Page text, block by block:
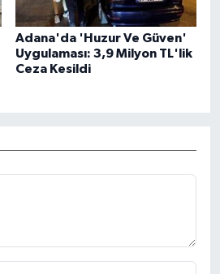
Adana'da 'Huzur Ve Güven'
Uygulaması: 3,9 Milyon TL'lik
Ceza Kesildi